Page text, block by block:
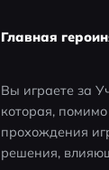
Главная
Вы играете за
которая,
прохождения
решения,